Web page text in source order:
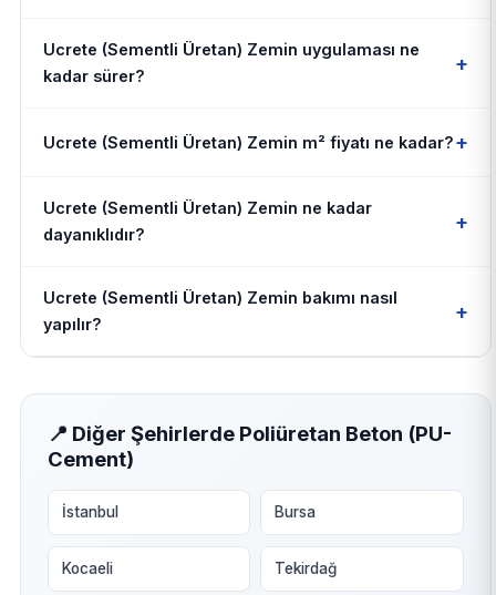
Ucrete (Sementli Üretan) Zemin uygulaması ne
kadar sürer?
+
Ucrete (Sementli Üretan) Zemin m² fiyatı ne kadar?+
Ucrete (Sementli Üretan) Zemin ne kadar
dayanıklıdır?
+
Ucrete (Sementli Üretan) Zemin bakımı nasıl
yapılır?
+
📍 Diğer Şehirlerde Poliüretan Beton (PU-
Cement)
İstanbul Bursa
Kocaeli Tekirdağ